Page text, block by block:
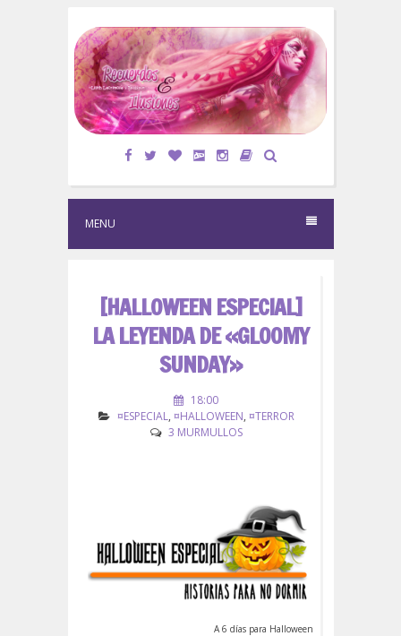
p
o
t
MENU
[HALLOWEEN ESPECIAL]
LA LEYENDA DE «GLOOMY
SUNDAY»
18:00
¤ESPECIAL, ¤HALLOWEEN, ¤TERROR
3 MURMULLOS
A 6 días para Halloween